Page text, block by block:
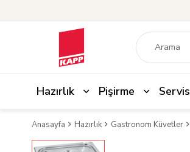
Hazırlık Pişirme Servis
Anasayfa Hazırlık Gastronom Küvetler